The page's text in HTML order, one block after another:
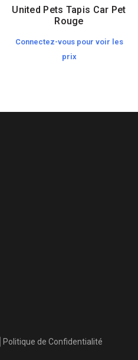
United Pets Tapis Car Pet
Rouge
Connectez-vous pour voir les
prix
Politique de Confidentialité